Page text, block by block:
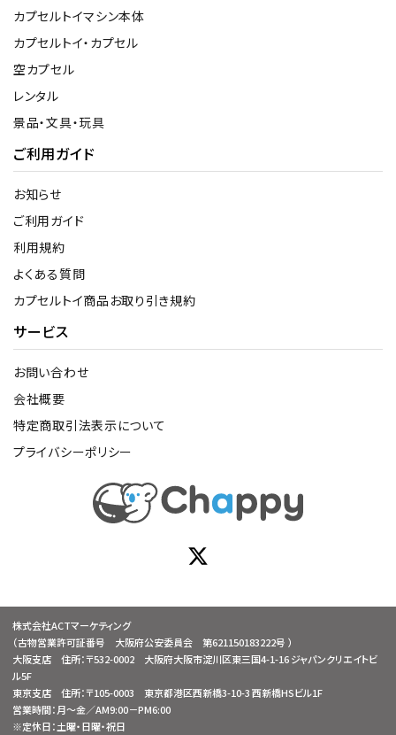
カプセルトイマシン本体
カプセルトイ・カプセル
空カプセル
レンタル
景品・文具・玩具
ご利用ガイド
お知らせ
ご利用ガイド
利用規約
よくある質問
カプセルトイ商品お取り引き規約
サービス
お問い合わせ
会社概要
特定商取引法表示について
プライバシーポリシー
株式会社ACTマーケティング
（古物営業許可証番号 大阪府公安委員会 第621150183222号 ）
大阪支店 住所：〒532-0002 大阪府大阪市淀川区東三国4-1-16 ジャパンクリエイトビ
ル5F
東京支店 住所：〒105-0003 東京都港区西新橋3-10-3 西新橋HSビル1F
営業時間：月～金／AM9:00－PM6:00
※定休日：土曜・日曜・祝日